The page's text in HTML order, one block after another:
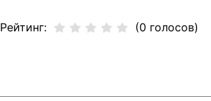
Рейтинг: (0 голосов)